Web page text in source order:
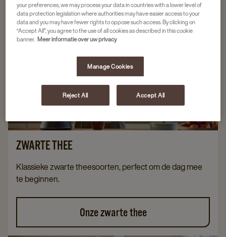
ZWARTE THEE
Klassieke zwarte theesoorten, perfect om de dag mee
te beginnen.
Onze zwarte thee
your preferences, we may process your data in countries with a lower level of
data protection legislation where authorities may have easier access to your
data and you may have fewer rights to oppose such access. By clicking on
“Accept All”, you agree to the use of all cookies as described in this cookie
banner. Meer informatie over uw privacy
Manage Cookies
Reject All Accept All